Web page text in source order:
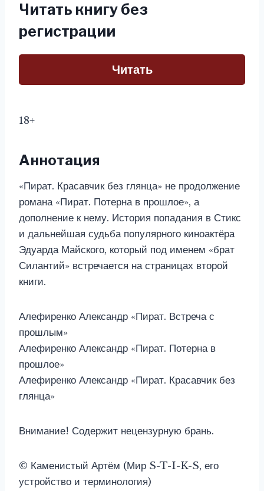
Читать книгу без
регистрации
Читать
18+
Аннотация
«Пират. Красавчик без глянца» не продолжение
романа «Пират. Потерна в прошлое», а
дополнение к нему. История попадания в Стикс
и дальнейшая судьба популярного киноактёра
Эдуарда Майского, который под именем «брат
Силантий» встречается на страницах второй
книги.
Алефиренко Александр «Пират. Встреча с
прошлым»
Алефиренко Александр «Пират. Потерна в
прошлое»
Алефиренко Александр «Пират. Красавчик без
глянца»
Внимание! Содержит нецензурную брань.
© Каменистый Артём (Мир S-T-I-K-S, его
устройство и терминология)